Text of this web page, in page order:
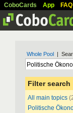
CoboCards App
Whole Pool |
Filter search
All main topics
Politische